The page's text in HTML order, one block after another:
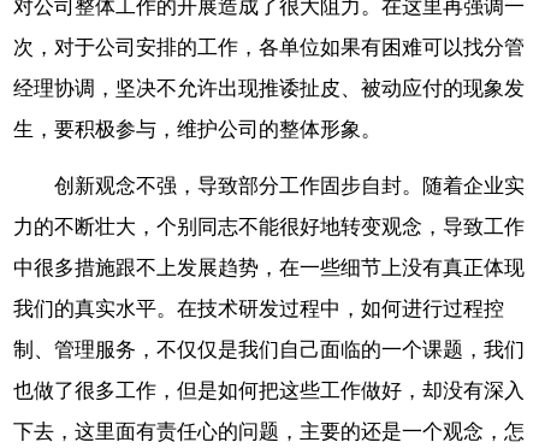
对公司整体工作的开展造成了很大阻力。在这里再强调一
次，对于公司安排的工作，各单位如果有困难可以找分管
经理协调，坚决不允许出现推诿扯皮、被动应付的现象发
生，要积极参与，维护公司的整体形象。
创新观念不强，导致部分工作固步自封。随着企业实
力的不断壮大，个别同志不能很好地转变观念，导致工作
中很多措施跟不上发展趋势，在一些细节上没有真正体现
我们的真实水平。在技术研发过程中，如何进行过程控
制、管理服务，不仅仅是我们自己面临的一个课题，我们
也做了很多工作，但是如何把这些工作做好，却没有深入
下去，这里面有责任心的问题，主要的还是一个观念，怎